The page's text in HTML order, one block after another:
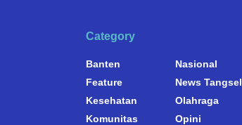
Category
Banten
Feature
Kesehatan
Komunitas
Nasional
News Tangsel
Olahraga
Opini